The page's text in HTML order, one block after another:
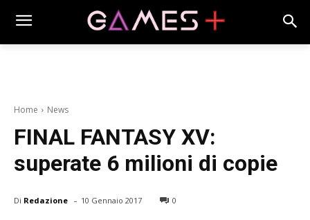
Home News
FINAL FANTASY XV:
superate 6 milioni di copie
Di Redazione - 10 Gennaio 2017 0